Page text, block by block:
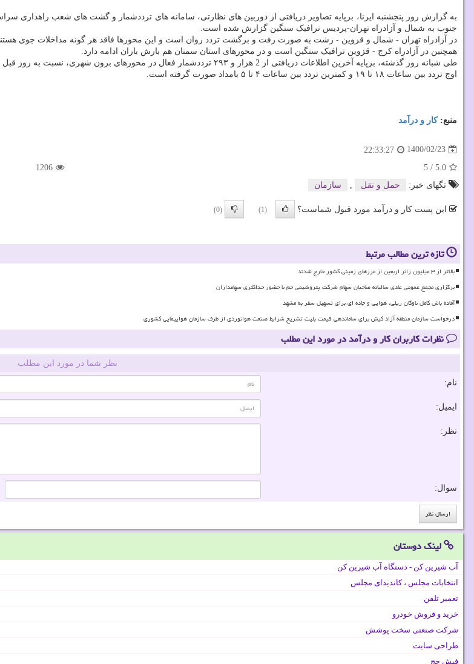
به گزارش روز پنجشنبه ایرنا، برپایه تصاویر دریافتی از دوربین های نظارتی، سامانه های ترددشمار و گشت های شعب
جنوب به شمال و آزادراه تهران-پردیس ترافیک سنگین گزارش شده است.
در آزادراه تهران - شمال و قزوین - رشت به صورت رفت و برگشت تردد روان است و این محورها فاقد هر گونه مداخلات جوی
همچنین در آزادراه کرج - قزوین ترافیک سنگین است و در محورهای استان سمنان هم بارش باران ادامه دارد.
طی شبانه روز گذشته، برپایه آخرین اطلاعات دریافتی از 2 هزار و ۲۹۳ ترددشمار فعال در محورهای برون شهری، نسبت به روز قبل با ۸.۵ درصد کاهش تردد مواجه بودیم.
اوج تردد بین ساعات ۱۸ تا ۱۹ و کمترین تردد بین ساعات ۴ تا ۵ بامداد صورت گرفته است.
منبع:كار و درآمد
1400/02/23
22:33:27
5.0
/
5
1206
تگهای خبر:
حمل و نقل , سازمان
این پست کار و درآمد مورد قبول شماست؟ (1)
(0)
تازه ترین مطالب مرتبط
بالاتر از ۳ میلیون زائر اربعین از مرزهای زمینی کشور خارج شدند
برگزاری مجمع عمومی عادی سالیانه صاحبان سهام شرکت پتروشیمی جم با حضور حداکثری سهامداران
آماده باش کامل ناوگان ریلی، هوایی و جاده ای برای تسهیل سفر به مشهد
درخواست سازمان منطقه آزاد کیش برای ساماندهی قیمت بلیت تشریح شرایط صنعت هوانوردی از طرف سازمان هواپیمایی کشوری
نظرات کاربران کار و درآمد در مورد این مطلب
نظر شما در مورد این مطلب
نام:
ایمیل:
نظر:
سوال:
لینک دوستان
آب شیرین کن - دستگاه آب شیرین کن
انتخابات مجلس ، کاندیدای مجلس
تعمیر تلفن
خرید و فروش خودرو
شرکت صنعتی سخت پوشش
طراحی سایت
فیش حج